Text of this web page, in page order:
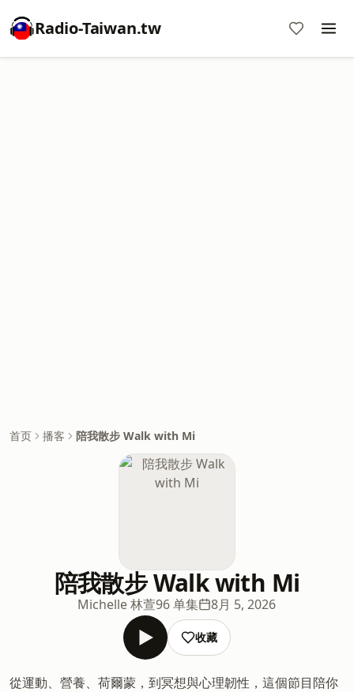
Radio-Taiwan.tw
首页 播客 陪我散步 Walk with Mi
陪我散步 Walk with Mi
Michelle 林萱96 单集 8月 5, 2026
收藏
從運動、營養、荷爾蒙，到冥想與心理韌性，這個節目陪你